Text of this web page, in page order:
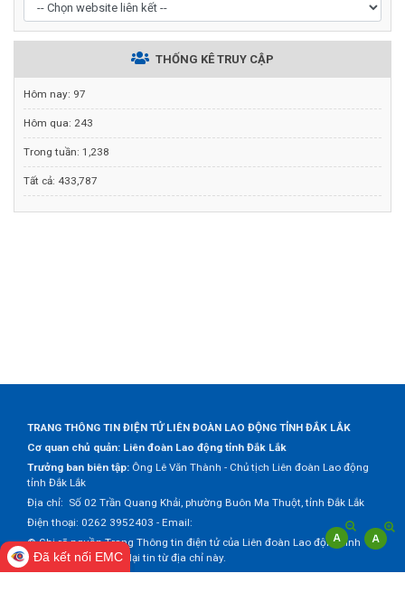
THỐNG KÊ TRUY CẬP
Hôm nay: 97
Hôm qua: 243
Trong tuần: 1,238
Tất cả: 433,787
TRANG THÔNG TIN ĐIỆN TỬ LIÊN ĐOÀN LAO ĐỘNG TỈNH ĐẮK LẮK
Cơ quan chủ quản: Liên đoàn Lao động tỉnh Đắk Lắk
Trưởng ban biên tập: Ông Lê Văn Thành - Chủ tịch Liên đoàn Lao động
tỉnh Đắk Lắk
Địa chỉ: Số 02 Trần Quang Khải, phường Buôn Ma Thuột, tỉnh Đắk Lắk
Điện thoại: 0262 3952403 - Email:
© Ghi rõ nguồn Trang Thông tin điện tử của Liên đoàn Lao động tỉnh
Đắk Lắk khi trích dẫn lại tin từ địa chỉ này.
Đã kết nối EMC